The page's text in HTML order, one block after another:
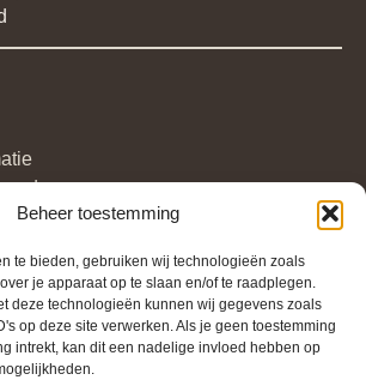
Beheer toestemming
te bieden, gebruiken wij technologieën zoals
je apparaat op te slaan en/of te raadplegen.
deze technologieën kunnen wij gegevens zoals
op deze site verwerken. Als je geen toestemming
intrekt, kan dit een nadelige invloed hebben op
(NL)